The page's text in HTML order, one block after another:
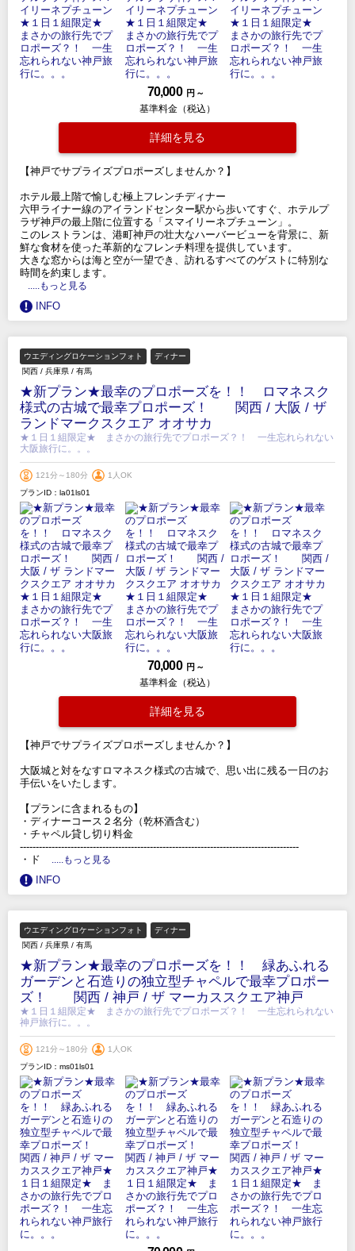
70,000 円 ～
基準料金（税込）
詳細を見る
【神戸でサプライズプロポーズしませんか？】
ホテル最上階で愉しむ極上フレンチディナー
六甲ライナー線のアイランドセンター駅から歩いてすぐ、ホテルプ
ラザ神戸の最上階に位置する「スマイリーネプチューン」。
このレストランは、港町神戸の壮大なハーバービューを背景に、新
鮮な食材を使った革新的なフレンチ料理を提供しています。
大きな窓からは海と空が一望でき、訪れるすべてのゲストに特別な
時間を約束します。
.....もっと見る
INFO
ウエディングロケーションフォト
ディナー
関西 / 兵庫県 / 有馬
★新プラン★最幸のプロポーズを！！ ロマネスク
様式の古城で最幸プロポーズ！ 関西 / 大阪 / ザ
ランドマークスクエア オオサカ
★１日１組限定★ まさかの旅行先でプロポーズ？！ 一生忘れられない
大阪旅行に。。。
121分～180分
1人OK
プランID：la01ls01
70,000 円 ～
基準料金（税込）
詳細を見る
【神戸でサプライズプロポーズしませんか？】
大阪城と対をなすロマネスク様式の古城で、思い出に残る一日のお
手伝いをいたします。
【プランに含まれるもの】
・ディナーコース２名分（乾杯酒含む）
・チャペル貸し切り料金
----------------------------------------------------------------------------------------
・ド
.....もっと見る
INFO
ウエディングロケーションフォト
ディナー
関西 / 兵庫県 / 有馬
★新プラン★最幸のプロポーズを！！ 緑あふれる
ガーデンと石造りの独立型チャペルで最幸プロポー
ズ！ 関西 / 神戸 / ザ マーカススクエア神戸
★１日１組限定★ まさかの旅行先でプロポーズ？！ 一生忘れられない
神戸旅行に。。。
121分～180分
1人OK
プランID：ms01ls01